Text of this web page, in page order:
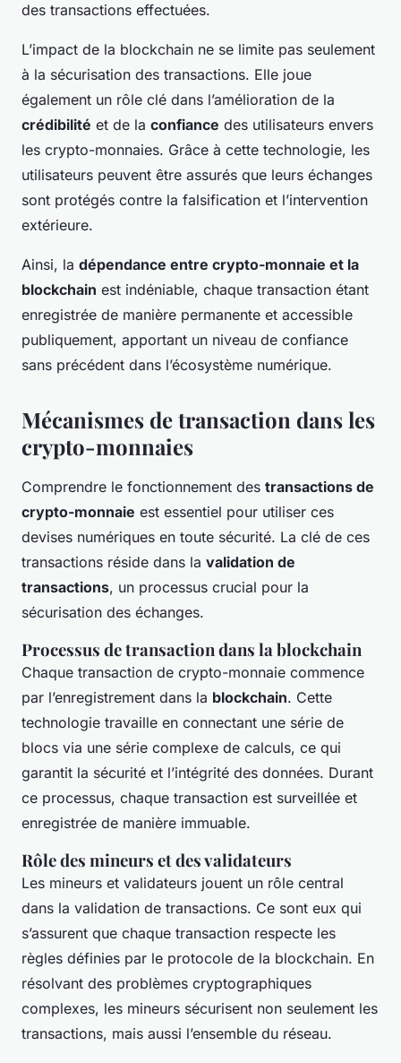
des transactions effectuées.
L’impact de la blockchain ne se limite pas seulement
à la sécurisation des transactions. Elle joue
également un rôle clé dans l’amélioration de la
crédibilité et de la confiance des utilisateurs envers
les crypto-monnaies. Grâce à cette technologie, les
utilisateurs peuvent être assurés que leurs échanges
sont protégés contre la falsification et l’intervention
extérieure.
Ainsi, la dépendance entre crypto-monnaie et la
blockchain est indéniable, chaque transaction étant
enregistrée de manière permanente et accessible
publiquement, apportant un niveau de confiance
sans précédent dans l’écosystème numérique.
Mécanismes de transaction dans les
crypto-monnaies
Comprendre le fonctionnement des transactions de
crypto-monnaie est essentiel pour utiliser ces
devises numériques en toute sécurité. La clé de ces
transactions réside dans la validation de
transactions, un processus crucial pour la
sécurisation des échanges.
Processus de transaction dans la blockchain
Chaque transaction de crypto-monnaie commence
par l’enregistrement dans la blockchain. Cette
technologie travaille en connectant une série de
blocs via une série complexe de calculs, ce qui
garantit la sécurité et l’intégrité des données. Durant
ce processus, chaque transaction est surveillée et
enregistrée de manière immuable.
Rôle des mineurs et des validateurs
Les mineurs et validateurs jouent un rôle central
dans la validation de transactions. Ce sont eux qui
s’assurent que chaque transaction respecte les
règles définies par le protocole de la blockchain. En
résolvant des problèmes cryptographiques
complexes, les mineurs sécurisent non seulement les
transactions, mais aussi l’ensemble du réseau.